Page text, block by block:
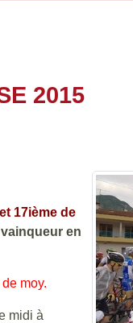
2015
17ième de
vainqueur en
moy.
midi à